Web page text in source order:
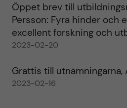
Öppet brev till
Persson: Fyra hinder och
excellent forskning och
2023-02-20
Grattis till utnämningarna,
2023-02-16